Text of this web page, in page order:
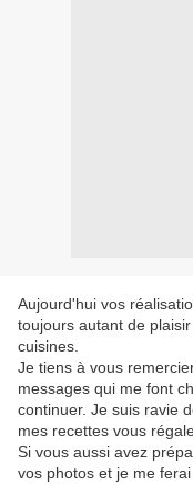
Aujourd'hui vos
toujours autant de
cuisines.
Je tiens à vous
messages qui me font
continuer. Je suis ravie
mes recettes vous
Si vous aussi avez
vos photos et je me